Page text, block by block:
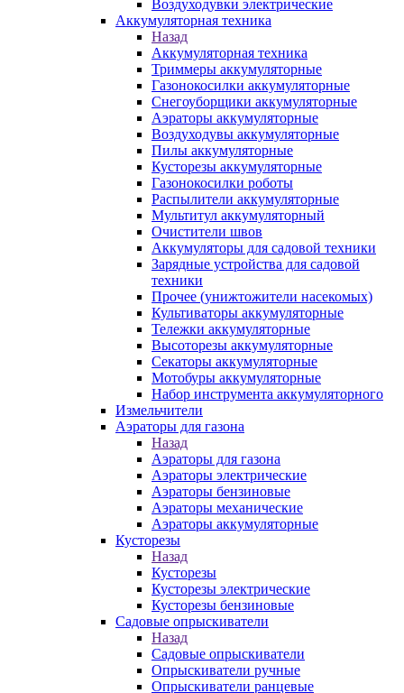
Воздуходувки электрические
Аккумуляторная техника
Назад
Аккумуляторная техника
Триммеры аккумуляторные
Газонокосилки аккумуляторные
Снегоуборщики аккумуляторные
Аэраторы аккумуляторные
Воздуходувы аккумуляторные
Пилы аккумуляторные
Кусторезы аккумуляторные
Газонокосилки роботы
Распылители аккумуляторные
Мультитул аккумуляторный
Очистители швов
Аккумуляторы для садовой техники
Зарядные устройства для садовой
техники
Прочее (унижтожители насекомых)
Культиваторы аккумуляторные
Тележки аккумуляторные
Высоторезы аккумуляторные
Секаторы аккумуляторные
Мотобуры аккумуляторные
Набор инструмента аккумуляторного
Измельчители
Аэраторы для газона
Назад
Аэраторы для газона
Аэраторы электрические
Аэраторы бензиновые
Аэраторы механические
Аэраторы аккумуляторные
Кусторезы
Назад
Кусторезы
Кусторезы электрические
Кусторезы бензиновые
Садовые опрыскиватели
Назад
Садовые опрыскиватели
Опрыскиватели ручные
Опрыскиватели ранцевые